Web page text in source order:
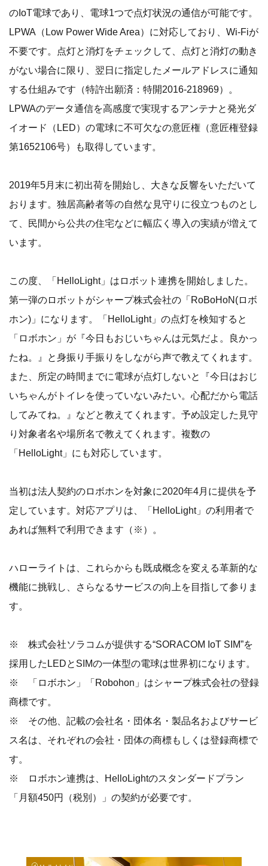
のIoT電球であり、電球1つで点灯状況の通信が可能です。
LPWA（Low Power Wide Area）に対応しており、Wi-Fiが
不要です。点灯と消灯をチェックして、点灯と消灯の動き
がない場合に限り、翌日に指定したメールアドレスに通知
する仕組みです（特許出願済：特開2016-218969）。
LPWAのデータ通信を高感度で実現するアンテナと発光ダ
イオード（LED）の電球に不可欠なの意匠権（意匠権登録
第1652106号）も取得しています。
2019年5月末に初出荷を開始し、大きな反響をいただいて
おります。独居高齢者等の自然な見守りに役立つものとし
て、民間から公共の住宅などに幅広く導入の実績が増えて
います。
この度、「HelloLight」はロボット連携を開始しました。
第一弾のロボットがシャープ株式会社の「RoBoHoN(ロボ
ホン)」になります。「HelloLight」の点灯を検知すると
「ロボホン」が『今日もおじいちゃんは元気だよ。良かっ
たね。』と身振り手振りをしながら声で教えてくれます。
また、所定の時間までに電球が点灯しないと『今日はおじ
いちゃんがトイレを使っていないみたい。心配だから電話
してみてね。』などと教えてくれます。予め設定した見守
り対象者名や場所名で教えてくれます。複数の
「HelloLight」にも対応しています。
当初は法人契約のロボホンを対象に2020年4月に提供を予
定しています。対応アプリは、「HelloLight」の利用者で
あれば無料で利用できます（※）。
ハローライトは、これらからも既成概念を変える革新的な
機能に挑戦し、さらなるサービスの向上を目指して参りま
す。
※ 株式会社ソラコムが提供する“SORACOM IoT SIM”を
採用したLEDとSIMの一体型の電球は世界初になります。
※ 「ロボホン」「Robohon」はシャープ株式会社の登録
商標です。
※ その他、記載の会社名・団体名・製品名およびサービ
ス名は、それぞれの会社・団体の商標もしくは登録商標で
す。
※ ロボホン連携は、HelloLightのスタンダードプラン
「月額450円（税別）」の契約が必要です。